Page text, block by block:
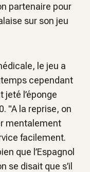
partenaire pour
sur son jeu
le jeu a
cependant
jeté l’éponge
"A la reprise, on
mentalement
facilement.
que l’Espagnol
se disait que s’il